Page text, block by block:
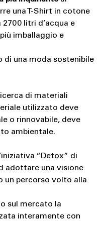
una T-Shirt in cotone
litri d’acqua e
imballaggio e
di una moda sostenibile
di materiali
utilizzato deve
o rinnovabile, deve
ambientale.
“Detox” di
adottare una visione
un percorso volto alla
sul mercato la
interamente con